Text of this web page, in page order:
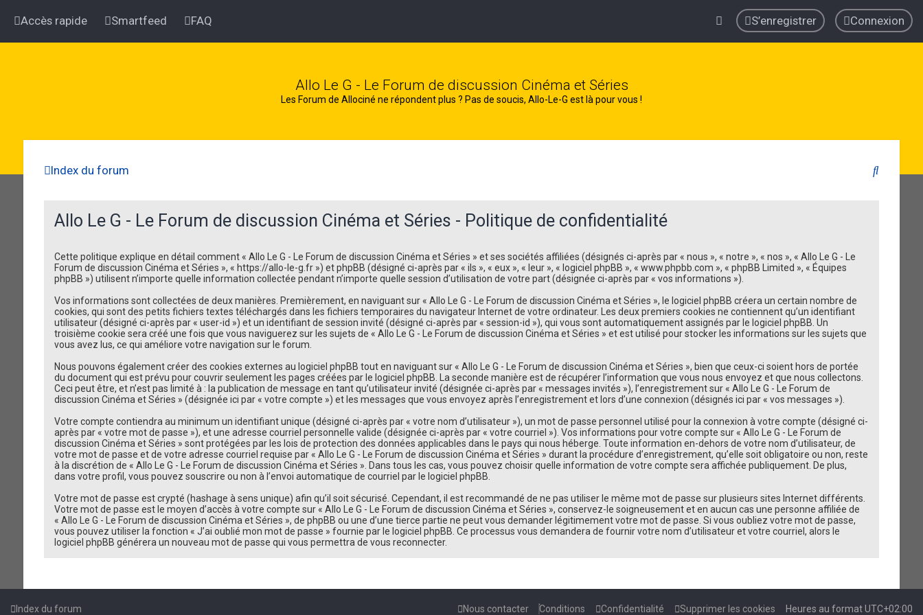
Accès rapide Smartfeed FAQ Connexion
S’enregistrer
Allo Le G - Le Forum de discussion Cinéma et Séries
Les Forum de Allociné ne répondent plus ? Pas de soucis, Allo-Le-G est là pour vous !
Index du forum
Allo Le G - Le Forum de discussion Cinéma et Séries - Politique de confidentialité
Cette politique explique en détail comment « Allo Le G - Le Forum de discussion Cinéma et Séries » et ses sociétés affiliées (désignés ci-après par « nous », « notre », « nos », « Allo Le G - Le
Forum de discussion Cinéma et Séries », « https://allo-le-g.fr ») et phpBB (désigné ci-après par « ils », « eux », « leur », « logiciel phpBB », « www.phpbb.com », « phpBB Limited », « Équipes
phpBB ») utilisent n’importe quelle information collectée pendant n’importe quelle session d’utilisation de votre part (désignée ci-après par « vos informations »).
Vos informations sont collectées de deux manières. Premièrement, en naviguant sur « Allo Le G - Le Forum de discussion Cinéma et Séries », le logiciel phpBB créera un certain nombre de
cookies, qui sont des petits fichiers textes téléchargés dans les fichiers temporaires du navigateur Internet de votre ordinateur. Les deux premiers cookies ne contiennent qu’un identifiant
utilisateur (désigné ci-après par « user-id ») et un identifiant de session invité (désigné ci-après par « session-id »), qui vous sont automatiquement assignés par le logiciel phpBB. Un
troisième cookie sera créé une fois que vous naviguerez sur les sujets de « Allo Le G - Le Forum de discussion Cinéma et Séries » et est utilisé pour stocker les informations sur les sujets que
vous avez lus, ce qui améliore votre navigation sur le forum.
Nous pouvons également créer des cookies externes au logiciel phpBB tout en naviguant sur « Allo Le G - Le Forum de discussion Cinéma et Séries », bien que ceux-ci soient hors de portée
du document qui est prévu pour couvrir seulement les pages créées par le logiciel phpBB. La seconde manière est de récupérer l’information que vous nous envoyez et que nous collectons.
Ceci peut être, et n’est pas limité à : la publication de message en tant qu’utilisateur invité (désignée ci-après par « messages invités »), l’enregistrement sur « Allo Le G - Le Forum de
discussion Cinéma et Séries » (désignée ici par « votre compte ») et les messages que vous envoyez après l’enregistrement et lors d’une connexion (désignés ici par « vos messages »).
Votre compte contiendra au minimum un identifiant unique (désigné ci-après par « votre nom d’utilisateur »), un mot de passe personnel utilisé pour la connexion à votre compte (désigné ci-
après par « votre mot de passe »), et une adresse courriel personnelle valide (désignée ci-après par « votre courriel »). Vos informations pour votre compte sur « Allo Le G - Le Forum de
discussion Cinéma et Séries » sont protégées par les lois de protection des données applicables dans le pays qui nous héberge. Toute information en-dehors de votre nom d’utilisateur, de
votre mot de passe et de votre adresse courriel requise par « Allo Le G - Le Forum de discussion Cinéma et Séries » durant la procédure d’enregistrement, qu’elle soit obligatoire ou non, reste
à la discrétion de « Allo Le G - Le Forum de discussion Cinéma et Séries ». Dans tous les cas, vous pouvez choisir quelle information de votre compte sera affichée publiquement. De plus,
dans votre profil, vous pouvez souscrire ou non à l’envoi automatique de courriel par le logiciel phpBB.
Votre mot de passe est crypté (hashage à sens unique) afin qu’il soit sécurisé. Cependant, il est recommandé de ne pas utiliser le même mot de passe sur plusieurs sites Internet différents.
Votre mot de passe est le moyen d’accès à votre compte sur « Allo Le G - Le Forum de discussion Cinéma et Séries », conservez-le soigneusement et en aucun cas une personne affiliée de
« Allo Le G - Le Forum de discussion Cinéma et Séries », de phpBB ou une d’une tierce partie ne peut vous demander légitimement votre mot de passe. Si vous oubliez votre mot de passe,
vous pouvez utiliser la fonction « J’ai oublié mon mot de passe » fournie par le logiciel phpBB. Ce processus vous demandera de fournir votre nom d’utilisateur et votre courriel, alors le
logiciel phpBB générera un nouveau mot de passe qui vous permettra de vous reconnecter.
Index du forum Heures au formatUTC+02:00
Supprimer les cookies
Confidentialité
Conditions
Nous contacter